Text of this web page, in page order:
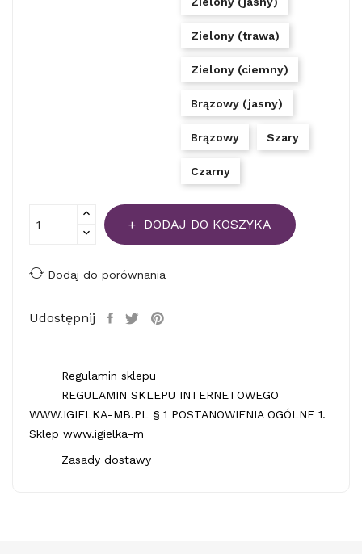
Zielony (trawa)
Zielony (ciemny)
Brązowy (jasny)
Brązowy Szary
Czarny
DODAJ DO KOSZYKA
Dodaj do porównania
Udostępnij
Regulamin sklepu
REGULAMIN SKLEPU INTERNETOWEGO
WWW.IGIELKA-MB.PL § 1 POSTANOWIENIA OGÓLNE 1.
Sklep www.igielka-m
Zasady dostawy